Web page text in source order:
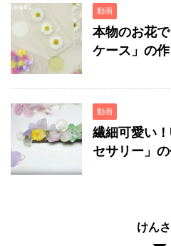
動画
本物のお花
ケース」の作
動画
繊細可愛い
セサリー」の
けんさ